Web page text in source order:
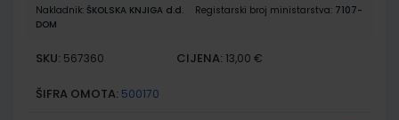
Nakladnik: ŠKOLSKA KNJIGA d.d. Registarski broj ministarstva: 7107-
DOM
SKU: 567360 CIJENA: 13,00 €
ŠIFRA OMOTA: 500170